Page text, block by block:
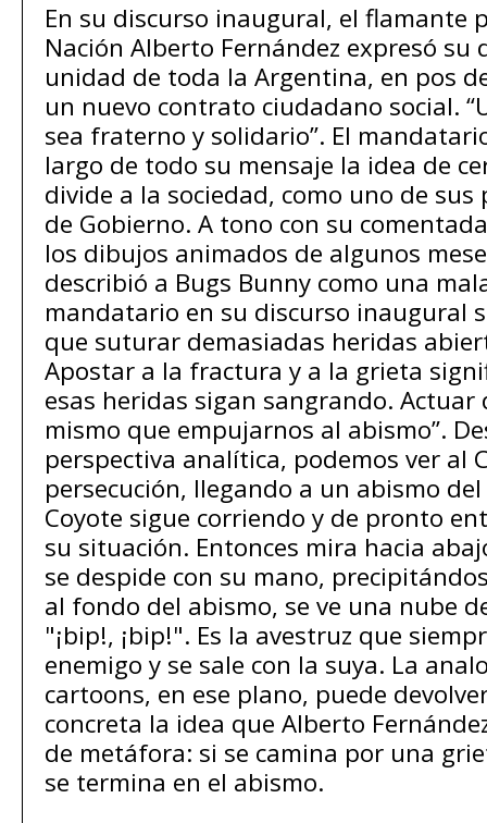
En su discurso inaugural, el flamante
Nación Alberto Fernández expresó su
unidad de toda la Argentina, en pos
un nuevo contrato ciudadano social.
sea fraterno y solidario”. El
largo de todo su mensaje la idea de
divide a la sociedad, como uno de
de Gobierno. A tono con su
los dibujos animados de algunos
describió a Bugs Bunny como una
mandatario en su discurso inaugural
que suturar demasiadas heridas
Apostar a la fractura y a la grieta
esas heridas sigan sangrando. Actuar
mismo que empujarnos al abismo”.
perspectiva analítica, podemos ver al
persecución, llegando a un abismo
Coyote sigue corriendo y de pronto
su situación. Entonces mira hacia
se despide con su mano,
al fondo del abismo, se ve una nube
"¡bip!, ¡bip!". Es la avestruz que
enemigo y se sale con la suya. La
cartoons, en ese plano, puede
concreta la idea que Alberto
de metáfora: si se camina por una
se termina en el abismo.